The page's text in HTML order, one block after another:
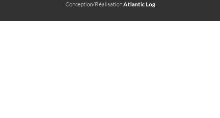
Conception/RéalisationAtlantic Log